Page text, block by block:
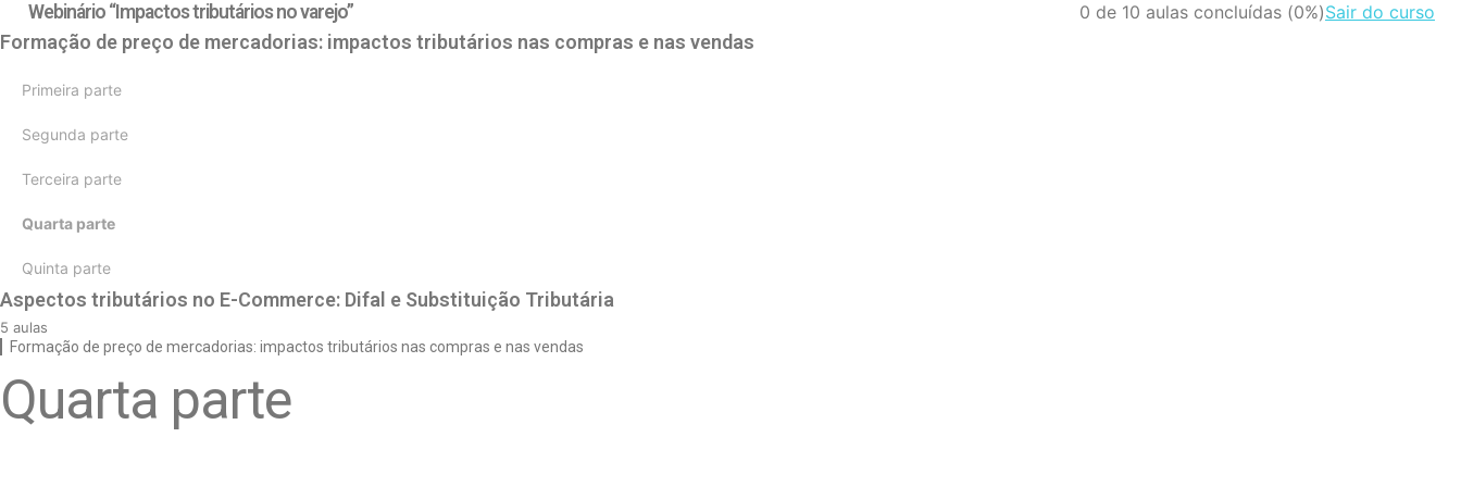
Webinário “Impactos tributários no varejo” 0 de 10 aulas concluídas (0%)Sair do curso
Formação de preço de mercadorias: impactos tributários nas compras e nas vendas
Primeira parte
Segunda parte
Terceira parte
Quarta parte
Quinta parte
Aspectos tributários no E-Commerce: Difal e Substituição Tributária
Primeira parte
Segunda parte
5 aulas
Formação de preço de mercadorias: impactos tributários nas compras e nas vendas
Quarta parte